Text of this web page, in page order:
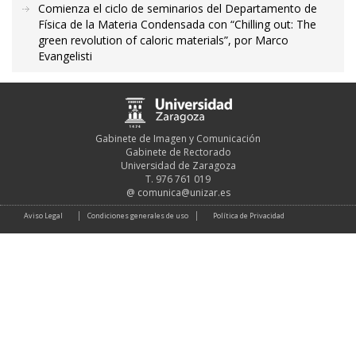
Comienza el ciclo de seminarios del Departamento de
Física de la Materia Condensada con “Chilling out: The
green revolution of caloric materials”, por Marco
Evangelisti
Gabinete de Imagen y Comunicación
Gabinete de Rectorado
Universidad de Zaragoza
T. 976 761 019
@ comunica@unizar.es
Aviso Legal Condiciones generales de uso Política de Privacidad